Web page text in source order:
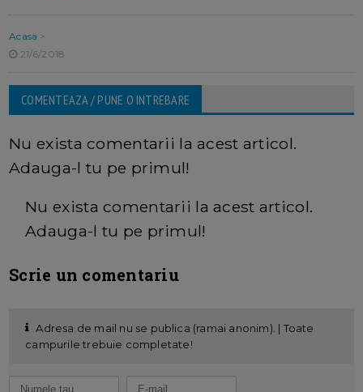
Acasa >
21/6/2018
COMENTEAZA / PUNE O INTREBARE
Nu exista comentarii la acest articol.
Adauga-l tu pe primul!
Nu exista comentarii la acest articol.
Adauga-l tu pe primul!
Scrie un comentariu
Adresa de mail nu se publica (ramai anonim). | Toate
campurile trebuie completate!